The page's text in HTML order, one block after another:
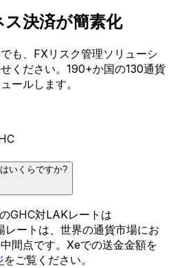
決済が簡素化
も、FXリスク管理ソリューシ
ください。190+か国の130通貨
ールします。
いくらですか?
GHC対LAKレートは
ートは、世界の通貨市場にお
間点です。Xeでの送金金額を
をご覧ください。